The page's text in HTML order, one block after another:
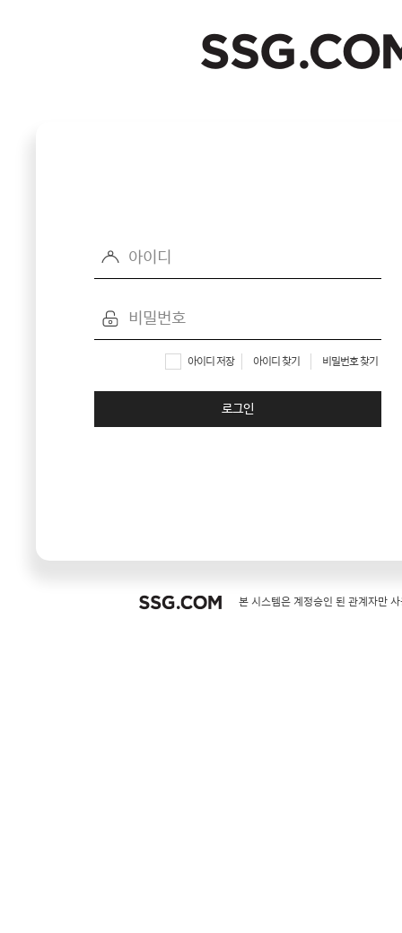
SSG.COM
아이디 저장 아이디 찾기 비밀번호 찾기
로그인
SSG.COM
본 시스템은 계정승인 된 관계자만